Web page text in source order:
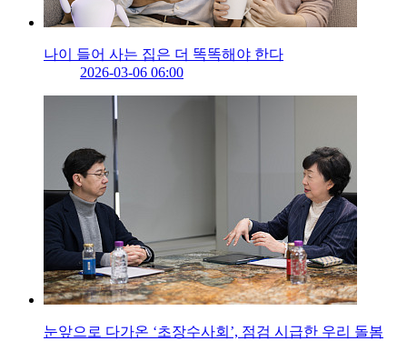
나이 들어 사는 집은 더 똑똑해야 한다
2026-03-06 06:00
눈앞으로 다가온 ‘초장수사회’, 점검 시급한 우리 돌봄